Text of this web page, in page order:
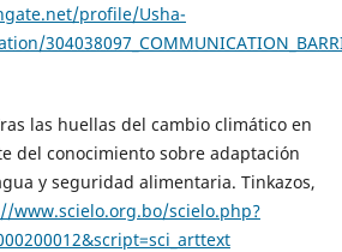
profile/Usha-
las huellas del cambio climático en
del conocimiento sobre adaptación
y seguridad alimentaria. Tinkazos,
www.scielo.org.bo/scielo.php?